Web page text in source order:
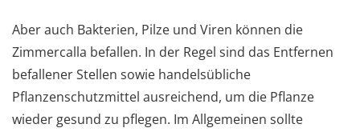
Aber auch Bakterien, Pilze und Viren können die
Zimmercalla befallen. In der Regel sind das Entfernen
befallener Stellen sowie handelsübliche
Pflanzenschutzmittel ausreichend, um die Pflanze
wieder gesund zu pflegen. Im Allgemeinen sollte